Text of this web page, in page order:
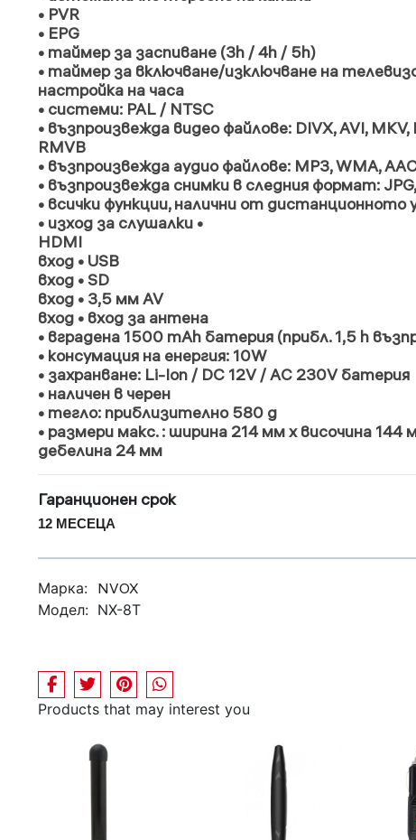
• PVR
• EPG
• таймер за заспиване (3h / 4h / 5h)
• таймер за включване/изключване на
настройка на часа
• системи: PAL / NTSC
• възпроизвежда видео файлове: DIVX, AVI, MKV,
RMVB
• възпроизвежда аудио файлове: MP3, WMA,
• възпроизвежда снимки в следния формат:
• всички функции, налични от дистанционното
• изход за слушалки •
HDMI
вход • USB
вход • SD
вход • 3,5 мм AV
вход • вход за антена
• вградена 1500 mAh батерия (прибл. 1,5 h
• консумация на енергия: 10W
• захранване: Li-Ion / DC 12V / AC 230V батерия
• наличен в черен
• тегло: приблизително 580 g
• размери макс.: ширина 214 мм х височина 144
дебелина 24 мм
Гаранционен срок
12 МЕСЕЦА
Марка: NVOX
Модел: NX-8T
Products that may interest you